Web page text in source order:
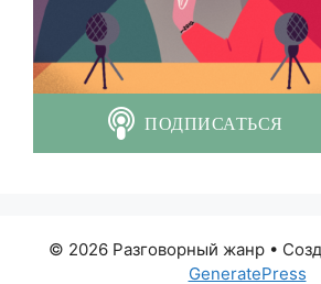
© 2026 Разговорный жанр•
GeneratePress